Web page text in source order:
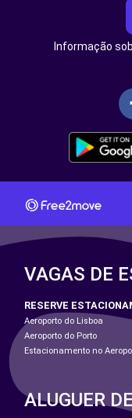
Informação
VAGAS DE
RESERVE
Aeroporto do Lisboa
Aeroporto do Porto
Estacionamento no
ALUGUER